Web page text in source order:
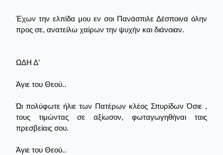
Έχων την ελπίδα μου εν σοι Πανάσπιλε Δέσποινα όλην
προς σε, ανατείλω χαίρων την ψυχήν και διάνοιαν.
ΩΔΗ Δ’
Άγιε του Θεού..
Ώι πολύφωτε ήλιε των Πατέρων κλέος Σπυρίδων Όσιε ,
τους τιμώντας σε αξίωσον, φωταγωγηθήναι ταις
πρεσβείαις σου.
Άγιε του Θεού..